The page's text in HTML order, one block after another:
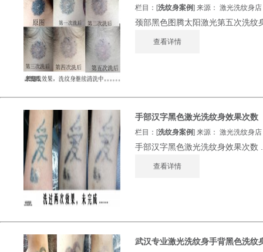
栏目：[洗纹身案例] 来源： 激光洗纹身
颈部黑色图腾太阳激光第五次洗纹
查看详情
手部汉字黑色激光洗纹身效果次数
栏目：[洗纹身案例] 来源： 激光洗纹身
手部汉字黑色激光洗纹身效果次数
查看详情
武汉专业激光洗纹身手背黑色洗纹